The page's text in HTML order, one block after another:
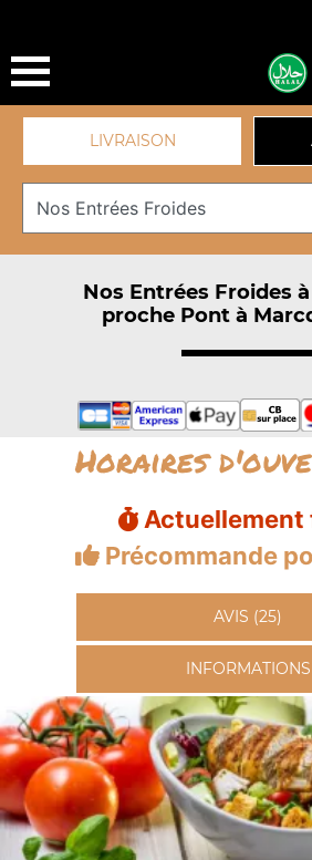
LIVRAISON
Nos Entrées Froides
proche Pont à
Horaires
Actuellement
Précommande
AVIS (25)
INFORMATIONS